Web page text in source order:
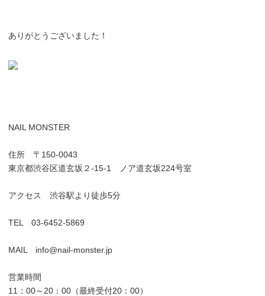
ありがとうございました！
NAIL MONSTER
住所 〒150-0043
東京都渋谷区道玄坂２-15-1 ノア道玄坂224号室
アクセス 渋谷駅より徒歩5分
TEL 03-6452-5869
MAIL info@nail-monster.jp
営業時間
11：00～20：00（最終受付20：00）